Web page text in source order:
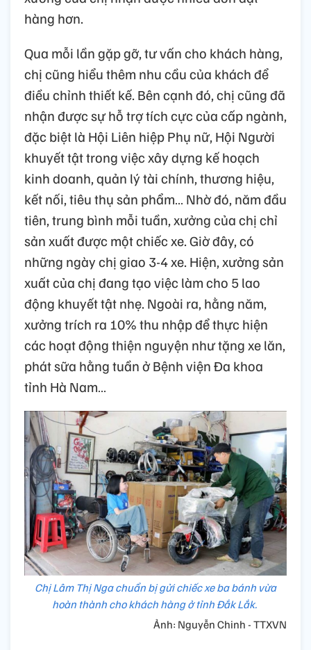
hàng hơn.
Qua mỗi lần gặp gỡ, tư vấn cho khách hàng,
chị cũng hiểu thêm nhu cầu của khách để
điều chỉnh thiết kế. Bên cạnh đó, chị cũng đã
nhận được sự hỗ trợ tích cực của cấp ngành,
đặc biệt là Hội Liên hiệp Phụ nữ, Hội Người
khuyết tật trong việc xây dựng kế hoạch
kinh doanh, quản lý tài chính, thương hiệu,
kết nối, tiêu thụ sản phẩm… Nhờ đó, năm đầu
tiên, trung bình mỗi tuần, xưởng của chị chỉ
sản xuất được một chiếc xe. Giờ đây, có
những ngày chị giao 3-4 xe. Hiện, xưởng sản
xuất của chị đang tạo việc làm cho 5 lao
động khuyết tật nhẹ. Ngoài ra, hằng năm,
xưởng trích ra 10% thu nhập để thực hiện
các hoạt động thiện nguyện như tặng xe lăn,
phát sữa hằng tuần ở Bệnh viện Đa khoa
tỉnh Hà Nam…
Chị Lâm Thị Nga chuẩn bị gửi chiếc xe ba bánh vừa
hoàn thành cho khách hàng ở tỉnh Đắk Lắk.
Ảnh: Nguyễn Chinh - TTXVN